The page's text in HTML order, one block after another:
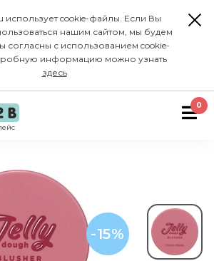
использует cookie-файлы. Если Вы
нашим сайтом, мы будем
согласны с использованием cookie-
информацию можно узнать
здесь
0
-15%